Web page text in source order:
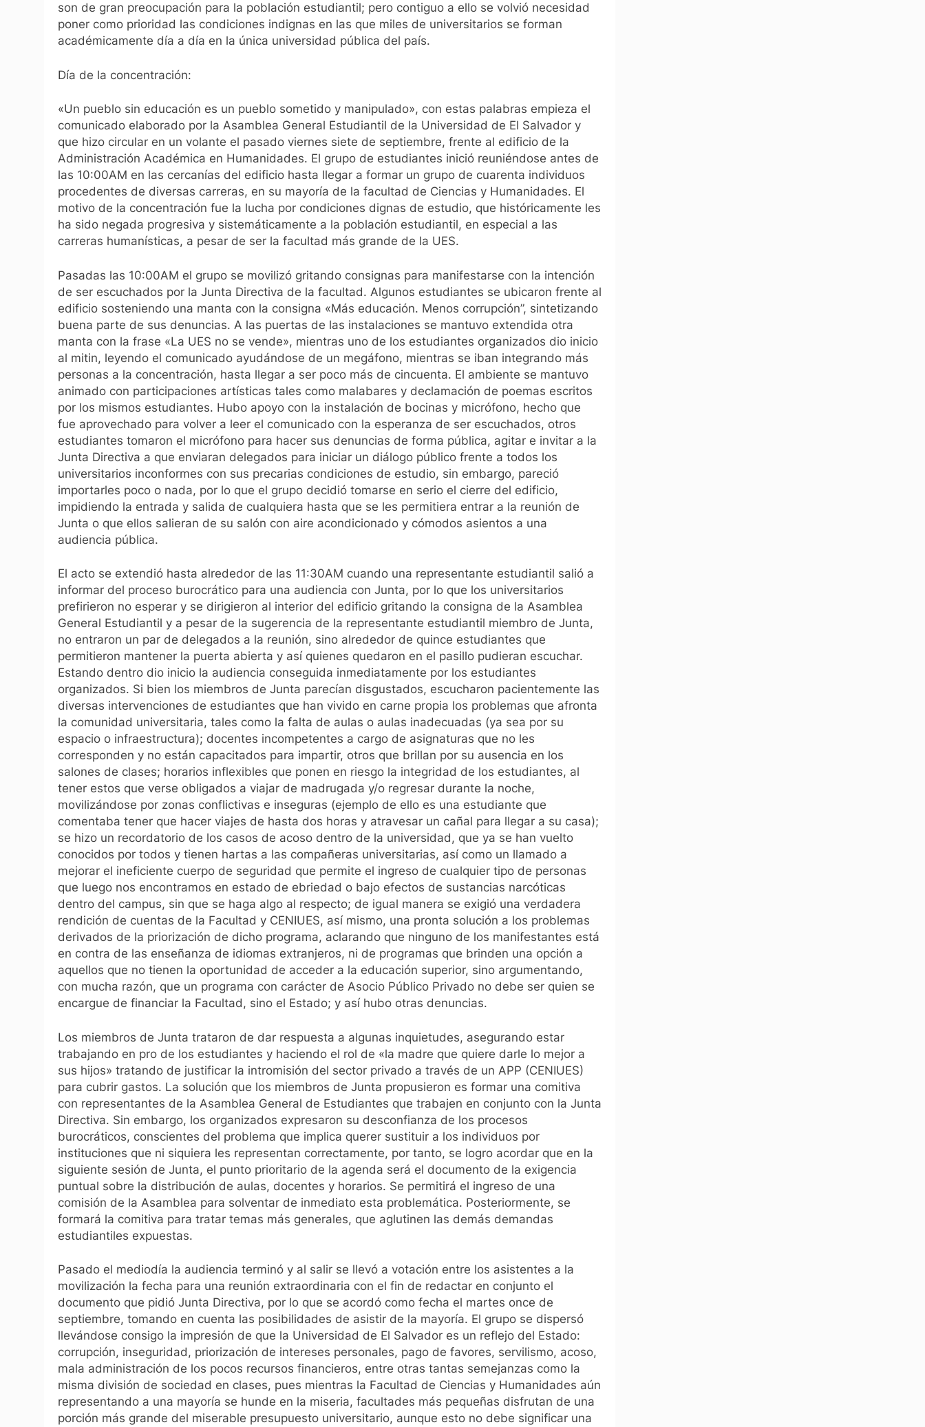
son de gran preocupación para la población estudiantil; pero contiguo a ello se volvió necesidad
poner como prioridad las condiciones indignas en las que miles de universitarios se forman
académicamente día a día en la única universidad pública del país.
Día de la concentración:
«Un pueblo sin educación es un pueblo sometido y manipulado», con estas palabras empieza el
comunicado elaborado por la Asamblea General Estudiantil de la Universidad de El Salvador y
que hizo circular en un volante el pasado viernes siete de septiembre, frente al edificio de la
Administración Académica en Humanidades. El grupo de estudiantes inició reuniéndose antes de
las 10:00AM en las cercanías del edificio hasta llegar a formar un grupo de cuarenta individuos
procedentes de diversas carreras, en su mayoría de la facultad de Ciencias y Humanidades. El
motivo de la concentración fue la lucha por condiciones dignas de estudio, que históricamente les
ha sido negada progresiva y sistemáticamente a la población estudiantil, en especial a las
carreras humanísticas, a pesar de ser la facultad más grande de la UES.
Pasadas las 10:00AM el grupo se movilizó gritando consignas para manifestarse con la intención
de ser escuchados por la Junta Directiva de la facultad. Algunos estudiantes se ubicaron frente al
edificio sosteniendo una manta con la consigna «Más educación. Menos corrupción”, sintetizando
buena parte de sus denuncias. A las puertas de las instalaciones se mantuvo extendida otra
manta con la frase «La UES no se vende», mientras uno de los estudiantes organizados dio inicio
al mitin, leyendo el comunicado ayudándose de un megáfono, mientras se iban integrando más
personas a la concentración, hasta llegar a ser poco más de cincuenta. El ambiente se mantuvo
animado con participaciones artísticas tales como malabares y declamación de poemas escritos
por los mismos estudiantes. Hubo apoyo con la instalación de bocinas y micrófono, hecho que
fue aprovechado para volver a leer el comunicado con la esperanza de ser escuchados, otros
estudiantes tomaron el micrófono para hacer sus denuncias de forma pública, agitar e invitar a la
Junta Directiva a que enviaran delegados para iniciar un diálogo público frente a todos los
universitarios inconformes con sus precarias condiciones de estudio, sin embargo, pareció
importarles poco o nada, por lo que el grupo decidió tomarse en serio el cierre del edificio,
impidiendo la entrada y salida de cualquiera hasta que se les permitiera entrar a la reunión de
Junta o que ellos salieran de su salón con aire acondicionado y cómodos asientos a una
audiencia pública.
El acto se extendió hasta alrededor de las 11:30AM cuando una representante estudiantil salió a
informar del proceso burocrático para una audiencia con Junta, por lo que los universitarios
prefirieron no esperar y se dirigieron al interior del edificio gritando la consigna de la Asamblea
General Estudiantil y a pesar de la sugerencia de la representante estudiantil miembro de Junta,
no entraron un par de delegados a la reunión, sino alrededor de quince estudiantes que
permitieron mantener la puerta abierta y así quienes quedaron en el pasillo pudieran escuchar.
Estando dentro dio inicio la audiencia conseguida inmediatamente por los estudiantes
organizados. Si bien los miembros de Junta parecían disgustados, escucharon pacientemente las
diversas intervenciones de estudiantes que han vivido en carne propia los problemas que afronta
la comunidad universitaria, tales como la falta de aulas o aulas inadecuadas (ya sea por su
espacio o infraestructura); docentes incompetentes a cargo de asignaturas que no les
corresponden y no están capacitados para impartir, otros que brillan por su ausencia en los
salones de clases; horarios inflexibles que ponen en riesgo la integridad de los estudiantes, al
tener estos que verse obligados a viajar de madrugada y/o regresar durante la noche,
movilizándose por zonas conflictivas e inseguras (ejemplo de ello es una estudiante que
comentaba tener que hacer viajes de hasta dos horas y atravesar un cañal para llegar a su casa);
se hizo un recordatorio de los casos de acoso dentro de la universidad, que ya se han vuelto
conocidos por todos y tienen hartas a las compañeras universitarias, así como un llamado a
mejorar el ineficiente cuerpo de seguridad que permite el ingreso de cualquier tipo de personas
que luego nos encontramos en estado de ebriedad o bajo efectos de sustancias narcóticas
dentro del campus, sin que se haga algo al respecto; de igual manera se exigió una verdadera
rendición de cuentas de la Facultad y CENIUES, así mismo, una pronta solución a los problemas
derivados de la priorización de dicho programa, aclarando que ninguno de los manifestantes está
en contra de las enseñanza de idiomas extranjeros, ni de programas que brinden una opción a
aquellos que no tienen la oportunidad de acceder a la educación superior, sino argumentando,
con mucha razón, que un programa con carácter de Asocio Público Privado no debe ser quien se
encargue de financiar la Facultad, sino el Estado; y así hubo otras denuncias.
Los miembros de Junta trataron de dar respuesta a algunas inquietudes, asegurando estar
trabajando en pro de los estudiantes y haciendo el rol de «la madre que quiere darle lo mejor a
sus hijos» tratando de justificar la intromisión del sector privado a través de un APP (CENIUES)
para cubrir gastos. La solución que los miembros de Junta propusieron es formar una comitiva
con representantes de la Asamblea General de Estudiantes que trabajen en conjunto con la Junta
Directiva. Sin embargo, los organizados expresaron su desconfianza de los procesos
burocráticos, conscientes del problema que implica querer sustituir a los individuos por
instituciones que ni siquiera les representan correctamente, por tanto, se logro acordar que en la
siguiente sesión de Junta, el punto prioritario de la agenda será el documento de la exigencia
puntual sobre la distribución de aulas, docentes y horarios. Se permitirá el ingreso de una
comisión de la Asamblea para solventar de inmediato esta problemática. Posteriormente, se
formará la comitiva para tratar temas más generales, que aglutinen las demás demandas
estudiantiles expuestas.
Pasado el mediodía la audiencia terminó y al salir se llevó a votación entre los asistentes a la
movilización la fecha para una reunión extraordinaria con el fin de redactar en conjunto el
documento que pidió Junta Directiva, por lo que se acordó como fecha el martes once de
septiembre, tomando en cuenta las posibilidades de asistir de la mayoría. El grupo se dispersó
llevándose consigo la impresión de que la Universidad de El Salvador es un reflejo del Estado:
corrupción, inseguridad, priorización de intereses personales, pago de favores, servilismo, acoso,
mala administración de los pocos recursos financieros, entre otras tantas semejanzas como la
misma división de sociedad en clases, pues mientras la Facultad de Ciencias y Humanidades aún
representando a una mayoría se hunde en la miseria, facultades más pequeñas disfrutan de una
porción más grande del miserable presupuesto universitario, aunque esto no debe significar una